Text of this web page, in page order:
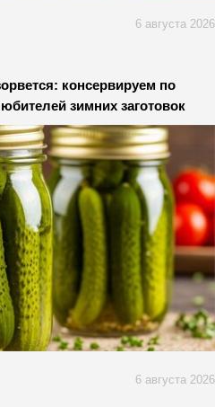
6 августа 2026
консервируем по
зимних заготовок
6 августа 2026